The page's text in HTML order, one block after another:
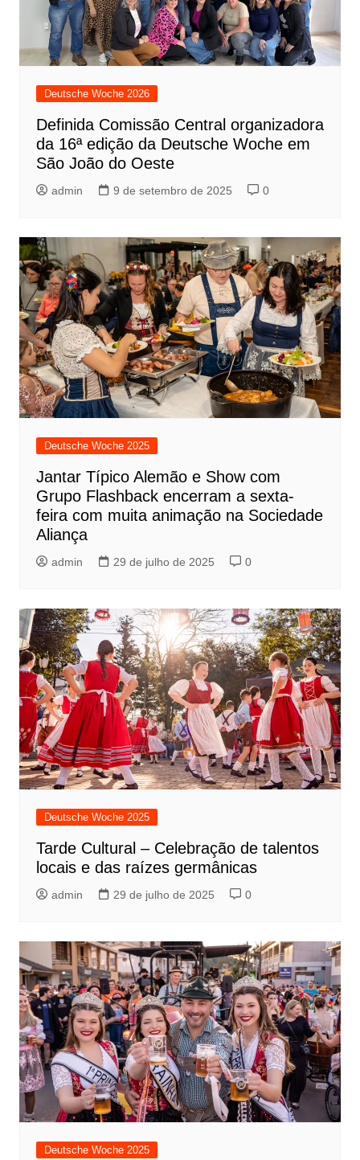
Deutsche Woche 2026
Definida Comissão Central organizadora
da 16ª edição da Deutsche Woche em
São João do Oeste
admin 9 de setembro de 2025 0
Deutsche Woche 2025
Jantar Típico Alemão e Show com
Grupo Flashback encerram a sexta-
feira com muita animação na Sociedade
Aliança
admin 29 de julho de 2025 0
Deutsche Woche 2025
Tarde Cultural – Celebração de talentos
locais e das raízes germânicas
admin 29 de julho de 2025 0
Deutsche Woche 2025